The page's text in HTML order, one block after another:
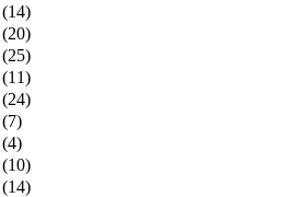
(14)
(20)
(25)
(11)
(24)
(7)
(4)
(10)
(14)